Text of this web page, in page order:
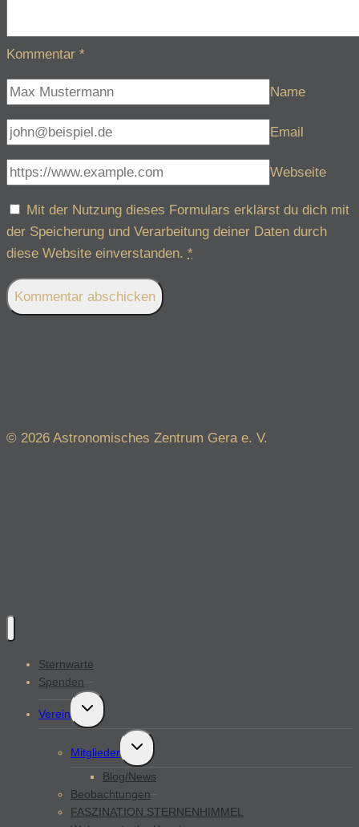
Kommentar *
Name
Email
Webseite
Mit der Nutzung dieses Formulars erklärst du dich mit
der Speicherung und Verarbeitung deiner Daten durch
diese Website einverstanden. *
© 2026 Astronomisches Zentrum Gera e. V.
Sternwarte
Spenden
Verein
Untermenü
öffnen
Mitglieder
Untermenü
öffnen
Blog/News
Beobachtungen
FASZINATION STERNENHIMMEL